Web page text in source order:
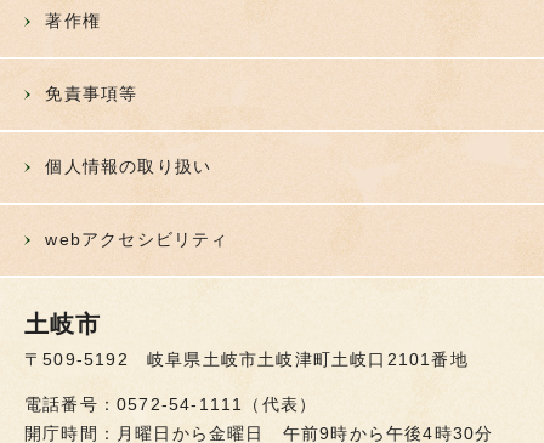
著作権
免責事項等
個人情報の取り扱い
webアクセシビリティ
土岐市
〒509-5192 岐阜県土岐市土岐津町土岐口2101番地
電話番号：0572-54-1111（代表）
開庁時間：月曜日から金曜日 午前9時から午後4時30分